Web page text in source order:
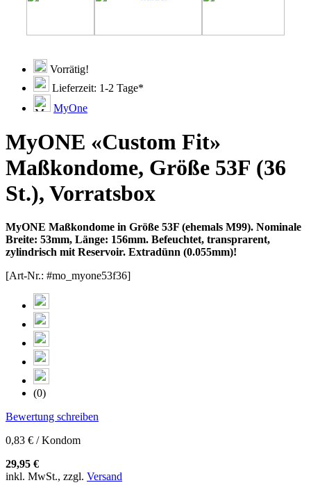
Vorrätig!
Lieferzeit: 1-2 Tage*
MyOne
MyONE «Custom Fit»
Maßkondome, Größe 53F (36
St.), Vorratsbox
MyONE Maßkondome in Größe 53F (ehemals M99). Nominale
Breite: 53mm, Länge: 156mm. Befeuchtet, transprarent,
zylindrisch mit Reservoir. Extradünn (0.055mm)!
[Art-Nr.: #mo_myone53f36]
(0)
Bewertung schreiben
0,83 € / Kondom
29,95 €
inkl. MwSt., zzgl. Versand